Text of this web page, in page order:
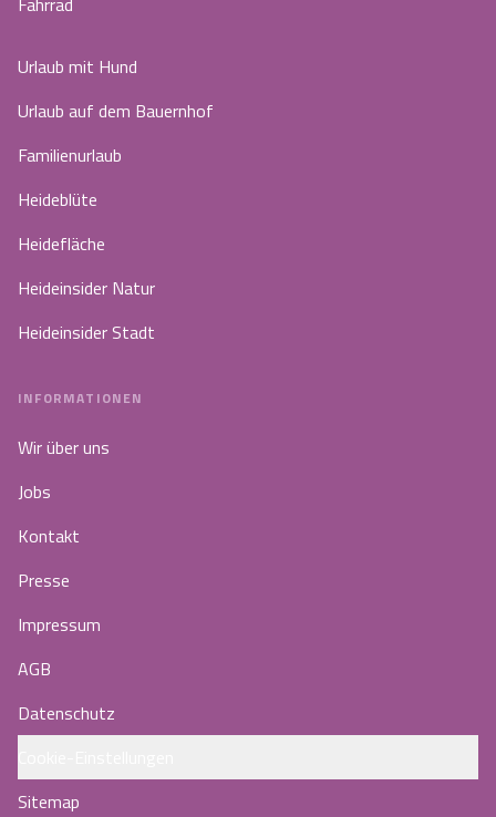
Urlaub mit Hund
Urlaub auf dem Bauernhof
Familienurlaub
Heideblüte
Heidefläche
Heideinsider Natur
Heideinsider Stadt
INFORMATIONEN
Wir über uns
Jobs
Kontakt
Presse
Impressum
AGB
Datenschutz
Sitemap